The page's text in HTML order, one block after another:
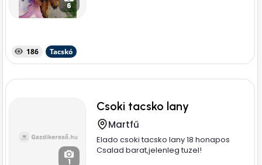
6
186 Tacskó
1
Csoki tacsko lany
Martfű
Elado csoki tacsko lany 18 honapos
Csalad barat,jelenleg tuzel!